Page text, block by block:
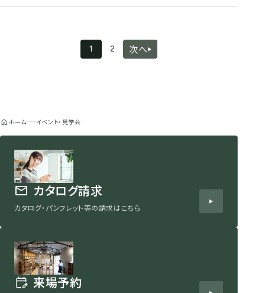
1 2 次へ
ホーム イベント・見学会
カタログ請求
カタログ・パンフレット等の請求はこちら
来場予約